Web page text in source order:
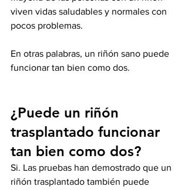
viven vidas saludables y normales con
pocos problemas.
En otras palabras, un riñón sano puede
funcionar tan bien como dos.
¿Puede un riñón
trasplantado funcionar
tan bien como dos?
Si. Las pruebas han demostrado que un
riñón trasplantado también puede